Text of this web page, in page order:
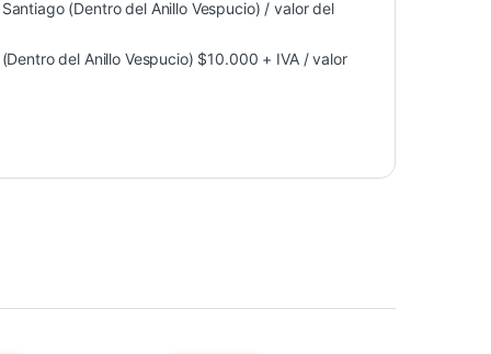
(Dentro del Anillo Vespucio) / valor del
del Anillo Vespucio) $10.000 + IVA / valor